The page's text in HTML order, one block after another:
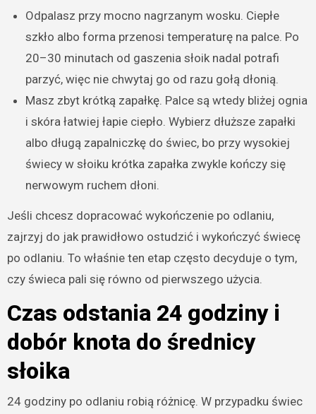
Odpalasz przy mocno nagrzanym wosku. Ciepłe
szkło albo forma przenosi temperaturę na palce. Po
20–30 minutach od gaszenia słoik nadal potrafi
parzyć, więc nie chwytaj go od razu gołą dłonią.
Masz zbyt krótką zapałkę. Palce są wtedy bliżej ognia
i skóra łatwiej łapie ciepło. Wybierz dłuższe zapałki
albo długą zapalniczkę do świec, bo przy wysokiej
świecy w słoiku krótka zapałka zwykle kończy się
nerwowym ruchem dłoni.
Jeśli chcesz dopracować wykończenie po odlaniu,
zajrzyj do jak prawidłowo ostudzić i wykończyć świecę
po odlaniu. To właśnie ten etap często decyduje o tym,
czy świeca pali się równo od pierwszego użycia.
Czas odstania 24 godziny i
dobór knota do średnicy
słoika
24 godziny po odlaniu robią różnicę. W przypadku świec